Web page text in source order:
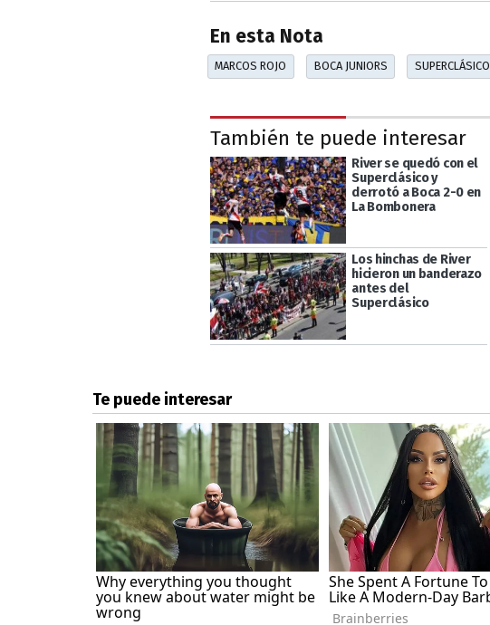
En esta Nota
MARCOS ROJO BOCA JUNIORS SUPERCLÁSICO
También te puede interesar
River se quedó con el
Superclásico y
derrotó a Boca 2-0 en
La Bombonera
Los hinchas de River
hicieron un banderazo
antes del
Superclásico